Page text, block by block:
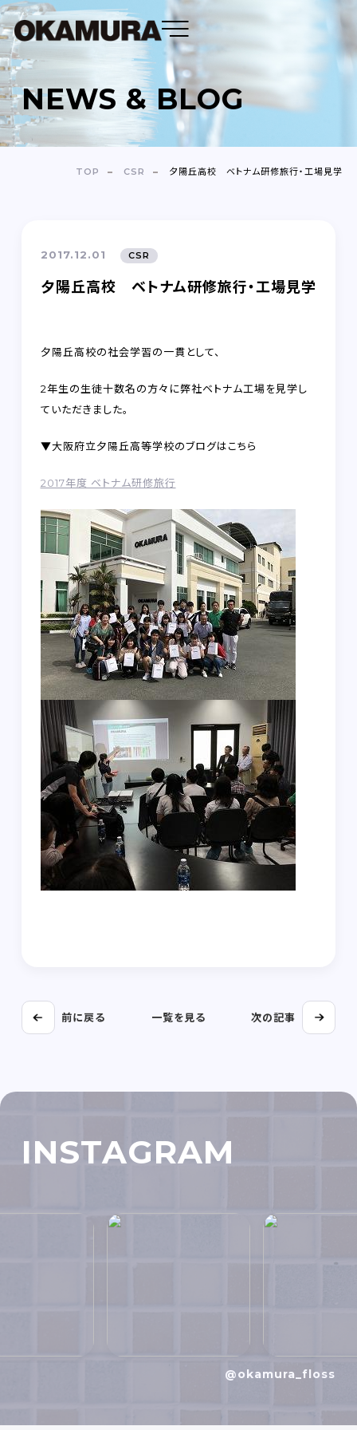
DENTAL FLOSS
TOOTH BRUSH
COMPANY
プライバシーポリシー
NEWS & BLOG
TOP CSR 夕陽丘高校 ベトナム研修旅行・工場見学
2017.12.01 CSR
夕陽丘高校 ベトナム研修旅行・工場見学
夕陽丘高校の社会学習の一貫として、
2年生の生徒十数名の方々に弊社ベトナム工場を見学し
ていただきました。
▼大阪府立夕陽丘高等学校のブログはこちら
2017年度 ベトナム研修旅行
前に戻る 一覧を見る 次の記事
INSTAGRAM
@okamura_floss